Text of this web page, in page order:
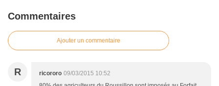
Commentaires
Ajouter un commentaire
R ricororo 09/03/2015 10:52